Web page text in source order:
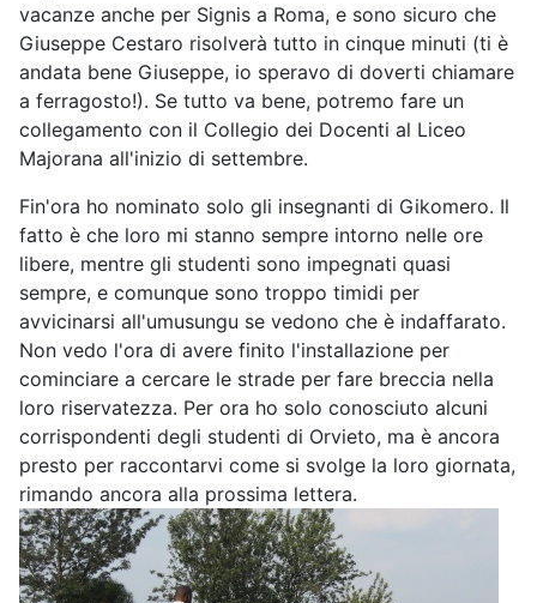
vacanze anche per Signis a Roma, e sono sicuro che
Giuseppe Cestaro risolverà tutto in cinque minuti (ti è
andata bene Giuseppe, io speravo di doverti chiamare
a ferragosto!). Se tutto va bene, potremo fare un
collegamento con il Collegio dei Docenti al Liceo
Majorana all'inizio di settembre.
Fin'ora ho nominato solo gli insegnanti di Gikomero. Il
fatto è che loro mi stanno sempre intorno nelle ore
libere, mentre gli studenti sono impegnati quasi
sempre, e comunque sono troppo timidi per
avvicinarsi all'umusungu se vedono che è indaffarato.
Non vedo l'ora di avere finito l'installazione per
cominciare a cercare le strade per fare breccia nella
loro riservatezza. Per ora ho solo conosciuto alcuni
corrispondenti degli studenti di Orvieto, ma è ancora
presto per raccontarvi come si svolge la loro giornata,
rimando ancora alla prossima lettera.